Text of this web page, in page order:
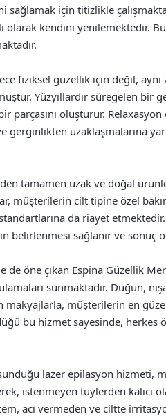
için titizlikle
olarak kendini yenilemektedir.
fiziksel güzellik için değil,
Yüzyıllardır süregelen bir
parçasını oluşturur.
gerginlikten uzaklaşmalarına
tamamen uzak ve doğal
müşterilerin cilt tipine özel
da riayet etmektedir.
belirlenmesi sağlanır ve sonuç
de öne çıkan Espina Güzellik
sunmaktadır. Düğün,
makyajlarla, müşterilerin en
bu hizmet sayesinde,
lazer epilasyon hizmeti,
istenmeyen tüylerden kalıcı
acı vermeden ve ciltte